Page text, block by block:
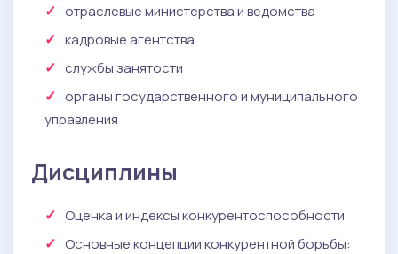
отраслевые министерства и ведомства
кадровые агентства
службы занятости
органы государственного и муниципального
управления
Дисциплины
Оценка и индексы конкурентоспособности
Основные концепции конкурентной борьбы: